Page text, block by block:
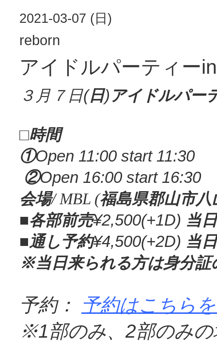
2021-03-07 (日)
reborn
アイドルパーティー
３月７日(日) アイドルパー
□時間
①Open 11:00 start 11:30
②Open 16:00 start 16:30
会場/ MBL (福島県郡山市八
‪■各部前売¥2,500(+1D) 当日
‪■通し予約¥4,500(+2D) 当日
※当日来られる方は身分
予約：
予約はこちら
※1部のみ、 2部のみ